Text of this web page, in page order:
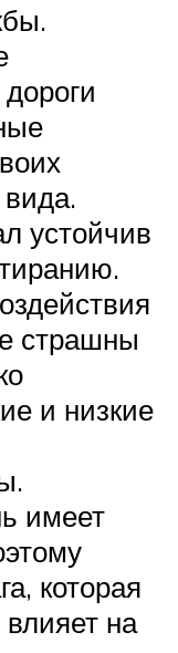
устойчив
страшны
и низкие
имеет
которая
на